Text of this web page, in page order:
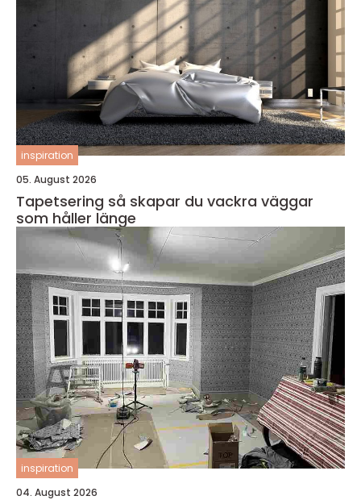
inspiration
05. August 2026
Tapetsering så skapar du vackra väggar
som håller länge
inspiration
04. August 2026